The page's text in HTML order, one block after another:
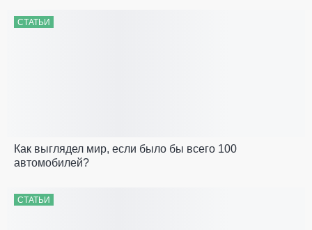
СТАТЬИ
Как выглядел мир, если было бы всего 100
автомобилей?
СТАТЬИ